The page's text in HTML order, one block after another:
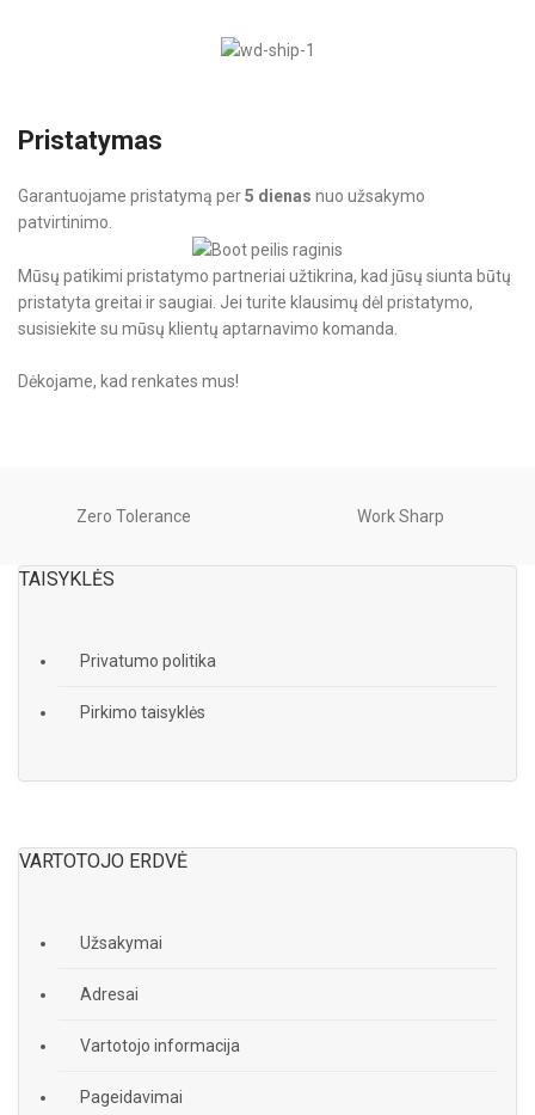
Pristatymas
Garantuojame pristatymą per5 dienas nuo užsakymo
patvirtinimo.
Mūsų patikimi pristatymo partneriai užtikrina, kad jūsų siunta būtų
pristatyta greitai ir saugiai. Jei turite klausimų dėl pristatymo,
susisiekite su mūsų klientų aptarnavimo komanda.
Dėkojame, kad renkates mus!
Zero Tolerance Work Sharp
TAISYKLĖS
Privatumo politika
Pirkimo taisyklės
VARTOTOJO ERDVĖ
Užsakymai
Adresai
Vartotojo informacija
Pageidavimai